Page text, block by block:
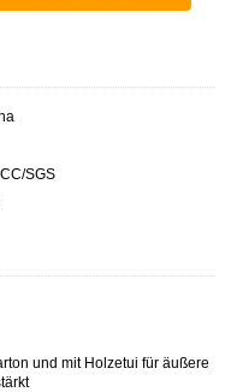
SGS
und mit Holzetui für äußere